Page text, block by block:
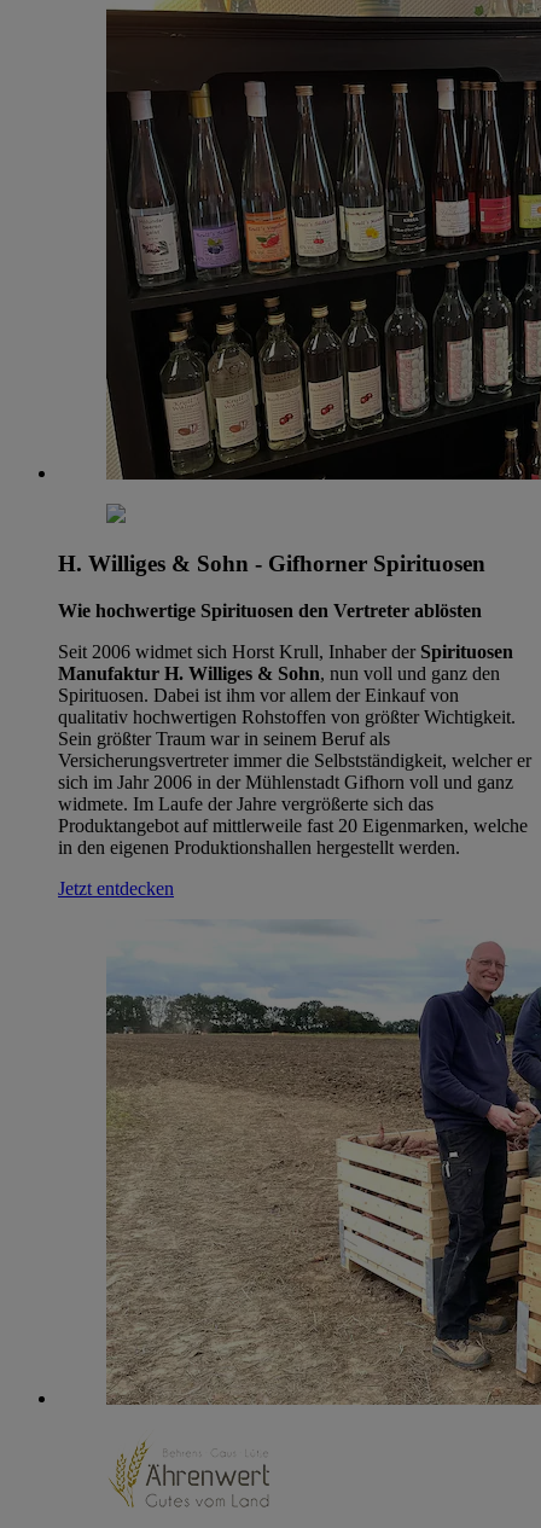
H. Williges & Sohn - Gifhorner Spirituosen
Wie hochwertige Spirituosen den Vertreter ablösten
Seit 2006 widmet sich Horst Krull, Inhaber der Spirituosen
Manufaktur H. Williges & Sohn, nun voll und ganz den
Spirituosen. Dabei ist ihm vor allem der Einkauf von
qualitativ hochwertigen Rohstoffen von größter Wichtigkeit.
Sein größter Traum war in seinem Beruf als
Versicherungsvertreter immer die Selbstständigkeit, welcher er
sich im Jahr 2006 in der Mühlenstadt Gifhorn voll und ganz
widmete. Im Laufe der Jahre vergrößerte sich das
Produktangebot auf mittlerweile fast 20 Eigenmarken, welche
in den eigenen Produktionshallen hergestellt werden.
Jetzt entdecken